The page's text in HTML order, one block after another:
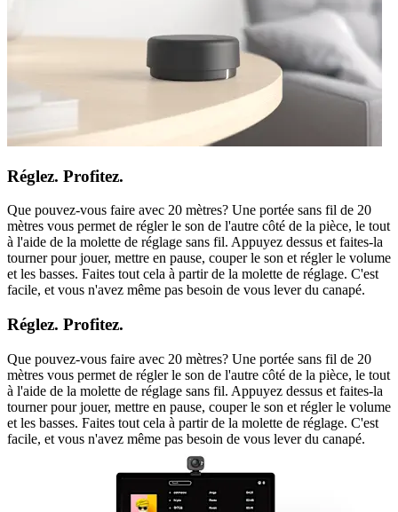
Réglez. Profitez.
Que pouvez-vous faire avec 20 mètres? Une portée sans fil de 20
mètres vous permet de régler le son de l'autre côté de la pièce, le tout
à l'aide de la molette de réglage sans fil. Appuyez dessus et faites-la
tourner pour jouer, mettre en pause, couper le son et régler le volume
et les basses. Faites tout cela à partir de la molette de réglage. C'est
facile, et vous n'avez même pas besoin de vous lever du canapé.
Réglez. Profitez.
Que pouvez-vous faire avec 20 mètres? Une portée sans fil de 20
mètres vous permet de régler le son de l'autre côté de la pièce, le tout
à l'aide de la molette de réglage sans fil. Appuyez dessus et faites-la
tourner pour jouer, mettre en pause, couper le son et régler le volume
et les basses. Faites tout cela à partir de la molette de réglage. C'est
facile, et vous n'avez même pas besoin de vous lever du canapé.